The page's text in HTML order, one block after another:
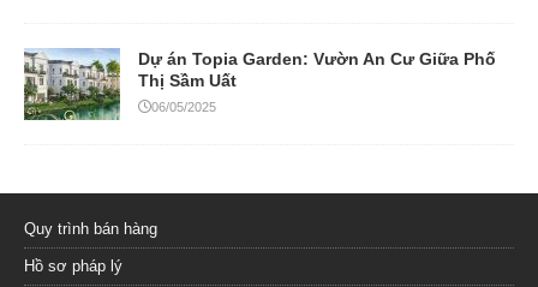
Dự án Topia Garden: Vườn An Cư Giữa Phố
Thị Sầm Uất
06/05/2025
Quy trình bán hàng
Hồ sơ pháp lý